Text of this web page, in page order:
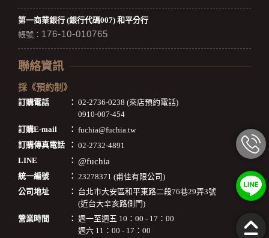
第一商業銀行 (銀行代碼007) 和平分行
帳號： 176-10-010765
聯絡資訊
採《預約制》
訂購電話 ： 02-2736-0238 (來店預約電話)
0910-007-454
訂購E-mail
： fuchia@fuchia.tw
訂購傳真電話
： 02-2732-4891
LINE
： @fuchia
統一編號 ： 23278371 (甫佳有限公司)
公司地址
： 台北市大安區和平東路二段76巷29弄3號
(近台大辛亥路側門)
營業時間
： 週一至週五 10：00 - 17：00
週六 11：00 - 17：00